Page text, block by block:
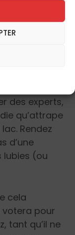
appris ?
c’est un
est votre
ou
ou des
des experts,
qu’attrape
Rendez
d’une
lubies (ou
cela
votera pour
tant qu’il ne